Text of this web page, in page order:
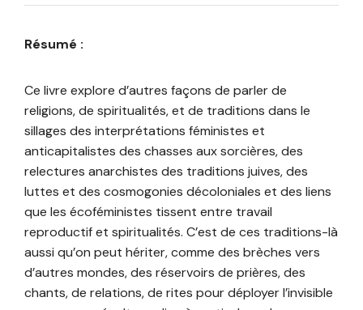
Résumé :
Ce livre explore d’autres façons de parler de
religions, de spiritualités, et de traditions dans le
sillages des interprétations féministes et
anticapitalistes des chasses aux sorcières, des
relectures anarchistes des traditions juives, des
luttes et des cosmogonies décoloniales et des liens
que les écoféministes tissent entre travail
reproductif et spiritualités. C’est de ces traditions-là
aussi qu’on peut hériter, comme des brèches vers
d’autres mondes, des réservoirs de prières, des
chants, de relations, de rites pour déployer l’invisible